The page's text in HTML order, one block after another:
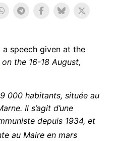
speech given at the
on the 16-18 August,
000 habitants, située au
Il s’agit d’une
depuis 1934, et
au Maire en mars